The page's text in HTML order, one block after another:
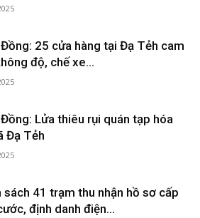
25 cửa hàng tại Đạ Tẻh cam
độ, chế xe...
Lửa thiêu rụi quán tạp hóa
Đạ Tẻh
sách 41 trạm thu nhận hồ sơ cấp
định danh điện...